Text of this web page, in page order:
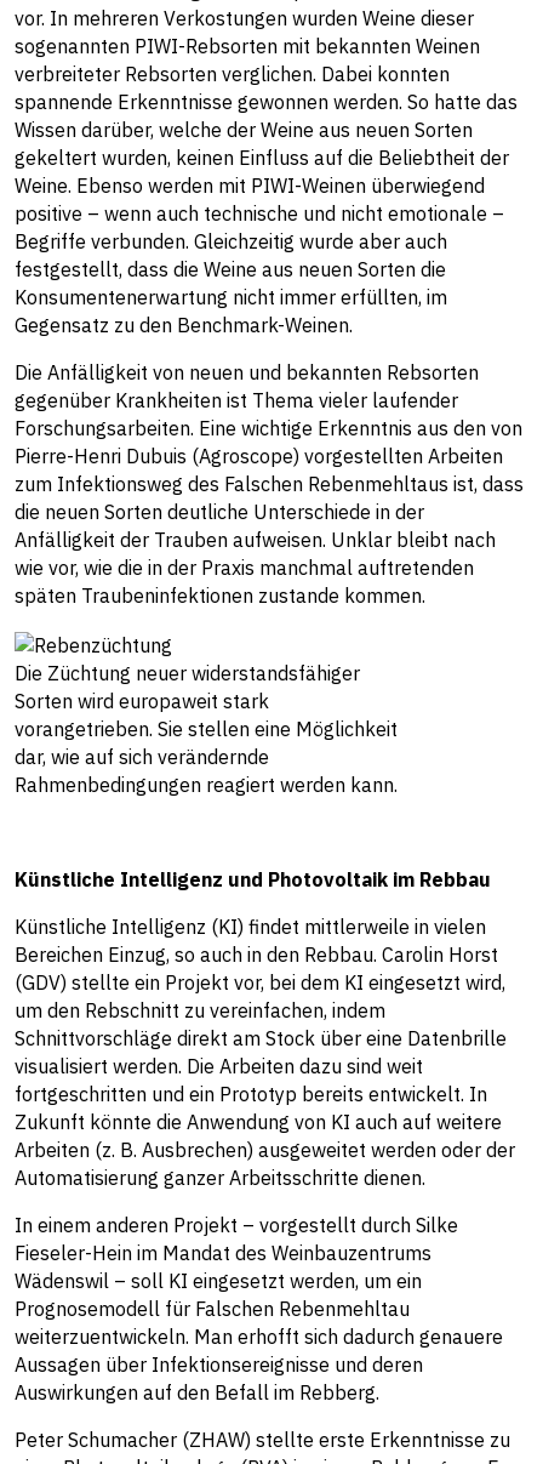
vor. In mehreren Verkostungen wurden Weine dieser
sogenannten PIWI-Rebsorten mit bekannten Weinen
verbreiteter Rebsorten verglichen. Dabei konnten
spannende Erkenntnisse gewonnen werden. So hatte das
Wissen darüber, welche der Weine aus neuen Sorten
gekeltert wurden, keinen Einfluss auf die Beliebtheit der
Weine. Ebenso werden mit PIWI-Weinen überwiegend
positive – wenn auch technische und nicht emotionale –
Begriffe verbunden. Gleichzeitig wurde aber auch
festgestellt, dass die Weine aus neuen Sorten die
Konsumentenerwartung nicht immer erfüllten, im
Gegensatz zu den Benchmark-Weinen.
Die Anfälligkeit von neuen und bekannten Rebsorten
gegenüber Krankheiten ist Thema vieler laufender
Forschungsarbeiten. Eine wichtige Erkenntnis aus den von
Pierre-Henri Dubuis (Agroscope) vorgestellten Arbeiten
zum Infektionsweg des Falschen Rebenmehltaus ist, dass
die neuen Sorten deutliche Unterschiede in der
Anfälligkeit der Trauben aufweisen. Unklar bleibt nach
wie vor, wie die in der Praxis manchmal auftretenden
späten Traubeninfektionen zustande kommen.
Die Züchtung neuer widerstandsfähiger
Sorten wird europaweit stark
vorangetrieben. Sie stellen eine Möglichkeit
dar, wie auf sich verändernde
Rahmenbedingungen reagiert werden kann.
Künstliche Intelligenz und Photovoltaik im Rebbau
Künstliche Intelligenz (KI) findet mittlerweile in vielen
Bereichen Einzug, so auch in den Rebbau. Carolin Horst
(GDV) stellte ein Projekt vor, bei dem KI eingesetzt wird,
um den Rebschnitt zu vereinfachen, indem
Schnittvorschläge direkt am Stock über eine Datenbrille
visualisiert werden. Die Arbeiten dazu sind weit
fortgeschritten und ein Prototyp bereits entwickelt. In
Zukunft könnte die Anwendung von KI auch auf weitere
Arbeiten (z. B. Ausbrechen) ausgeweitet werden oder der
Automatisierung ganzer Arbeitsschritte dienen.
In einem anderen Projekt – vorgestellt durch Silke
Fieseler-Hein im Mandat des Weinbauzentrums
Wädenswil – soll KI eingesetzt werden, um ein
Prognosemodell für Falschen Rebenmehltau
weiterzuentwickeln. Man erhofft sich dadurch genauere
Aussagen über Infektionsereignisse und deren
Auswirkungen auf den Befall im Rebberg.
Peter Schumacher (ZHAW) stellte erste Erkenntnisse zu